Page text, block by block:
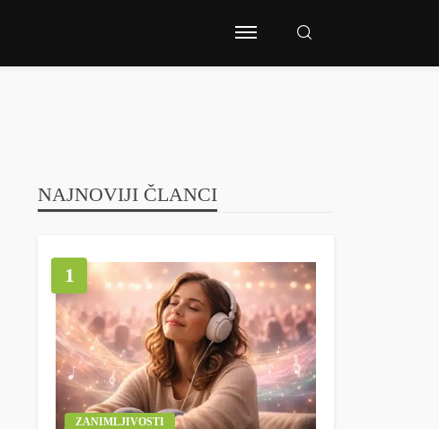
NAJNOVIJI ČLANCI
1
ZANIMLJIVOSTI